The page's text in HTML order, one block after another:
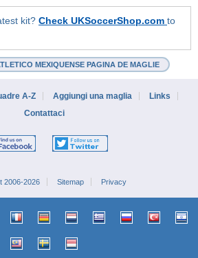
kit? Check UKSoccerShop.com to
MEXIQUENSE PAGINA DE MAGLIE
A-Z Aggiungi una maglia
Links
Contattaci
2006-2026 Sitemap Privacy